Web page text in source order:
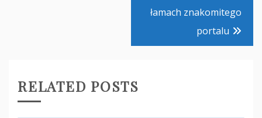
łamach znakomitego
portalu
RELATED POSTS